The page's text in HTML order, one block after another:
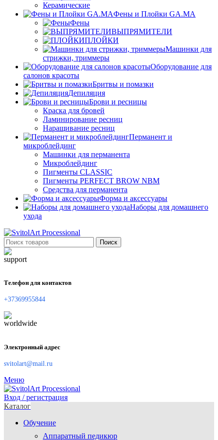
Керамические
Фены и Плойки GA.MA
Фены
ВЫПРЯМИТЕЛИ
ПЛОЙКИ
Машинки для
стрижки, триммеры
Оборудование для
салонов красоты
Бритвы и помазки
Депиляция
Брови и ресницы
Краска для бровей
Ламинирование ресниц
Наращивание ресниц
Перманент и
микроблейдинг
Машинки для перманента
Микроблейдинг
Пигменты CLASSIC
Пигменты PERFECT BROW NBM
Средства для перманента
Форма и аксессуары
Наборы для домашнего
ухода
Поиск
Телефон для контактов
+37369955844
Электронный адрес
svitolart@mail.ru
Меню
Вход / регистрация
Каталог
Обучение
Аппаратный педикюр